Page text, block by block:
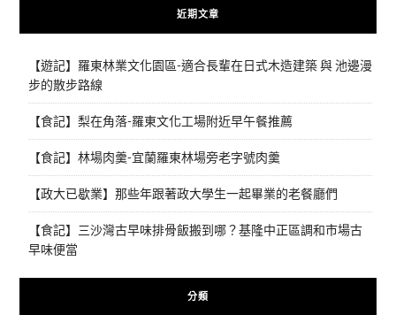
近期文章
【遊記】羅東林業文化園區-適合長輩在日式木造建築 與 池邊漫
步的散步路線
【食記】梨在角落-羅東文化工場附近早午餐推薦
【食記】林場肉羹-宜蘭羅東林場旁老字號肉羹
【政大已歇業】那些年跟著政大學生一起畢業的老餐廳們
【食記】三沙灣古早味排骨飯搬到哪？基隆中正區調和市場古
早味便當
分類